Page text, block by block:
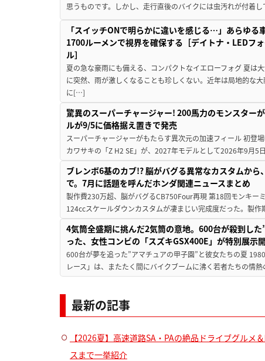
思うものです。しかし、走行直後のバイクには虫汚れが付着
「スイッチONで明らかに違いを感じる…」あらゆる
1700ルーメンで視界を確保する［デイトナ・LEDフ
ル］
夏の急な豪雨にも備える、コンパクトなイエローフォグ 夏は
に突然、雨が激しくなることも珍しくない。近年は局地的な
に[…]
驚異のスーパーチャージャー! 200馬力のモンスター
ルが9/5に価格据え置きで発売
スーパーチャージャーがもたらす異次元の加速フィール 初登
カワサキの「Z H2 SE」が、2027年モデルとして2026年9月
ブレンボ6基のカブ!? 脳がバグる異常なカスタムか
で。7月に話題を呼んだホンダ関連ニュースまとめ
製作費230万超、脳がバグるCB750Four再現 第18回モンキー
124ccスケールダウンカスタムが凄まじい完成度だった。製
4気筒全盛期に挑んだ2気筒の意地。600台が殺到し
った、女性コンビの「スズキGSX400E」が特別展示
600台が夢を追った”アマチュアの甲子園”と彼女たちの夏
レース」は、またたく間にバイクブームに沸く若者たちの情
最新の記事
【2026夏】高速道路SA・PAの絶品ドライブグル
スまで一挙紹介